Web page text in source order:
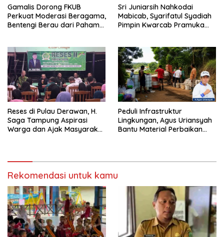
Gamalis Dorong FKUB
Perkuat Moderasi Beragama,
Bentengi Berau dari Paham
Sri Juniarsih Nahkodai
Mabicab, Syarifatul Syadiah
Pimpin Kwarcab Pramuka
Reses di Pulau Derawan, H.
Saga Tampung Aspirasi
Warga dan Ajak Masyarakat
Peduli Infrastruktur
Lingkungan, Agus Uriansyah
Bantu Material Perbaikan
Rekomendasi untuk kamu